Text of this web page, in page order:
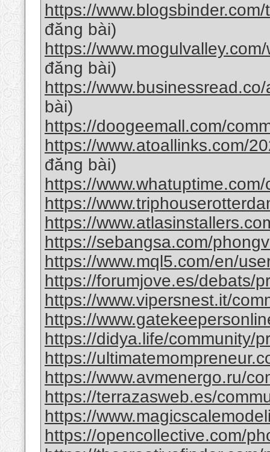
https://
đăng bài)
https://
đăng bài)
https://
bài)
https://doogeemall.com/
https://www.atoallinks.com/
đăng bài)
https://
https://
https://
https://sebangsa.com/
https://www.mql5.com/en/
https://forumjove.es/debats/
https://www.vipersnest.it/
https://
https://didya.life/community/
https://
https://www.avmenergo.ru/
https://terrazasweb.es/
https://
https://opencollective.com/